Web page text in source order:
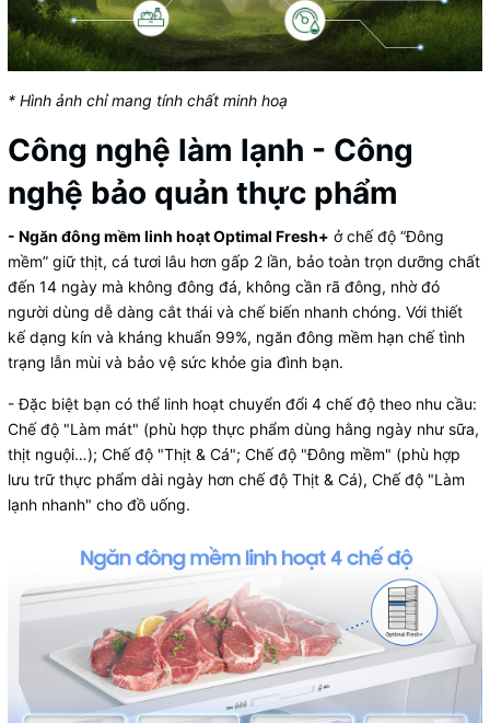
* Hình ảnh chỉ mang tính chất minh hoạ
Công nghệ làm lạnh - Công
nghệ bảo quản thực phẩm
- Ngăn đông mềm linh hoạt Optimal Fresh+ ở chế độ “Đông
mềm” giữ thịt, cá tươi lâu hơn gấp 2 lần, bảo toàn trọn dưỡng chất
đến 14 ngày mà không đông đá, không cần rã đông, nhờ đó
người dùng dễ dàng cắt thái và chế biến nhanh chóng. Với thiết
kế dạng kín và kháng khuẩn 99%, ngăn đông mềm hạn chế tình
trạng lẫn mùi và bảo vệ sức khỏe gia đình bạn.
- Đặc biệt bạn có thể linh hoạt chuyển đổi 4 chế độ theo nhu cầu:
Chế độ "Làm mát" (phù hợp thực phẩm dùng hằng ngày như sữa,
thịt nguội…); Chế độ "Thịt & Cá"; Chế độ "Đông mềm" (phù hợp
lưu trữ thực phẩm dài ngày hơn chế độ Thịt & Cá), Chế độ "Làm
lạnh nhanh" cho đồ uống.